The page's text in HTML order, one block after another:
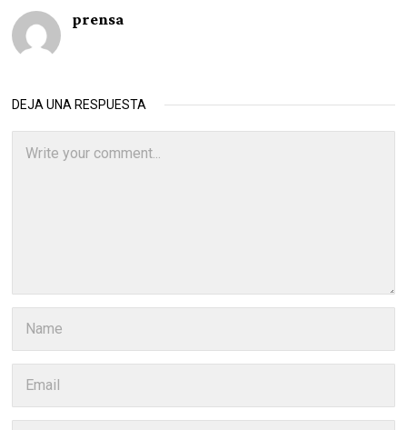
prensa
DEJA UNA RESPUESTA